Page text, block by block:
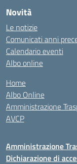
Novità
Le notizie
Comunicati anni
Calendario eventi
Albo online
Home
Albo Online
Amministrazione
AVCP
Amministrazione
Dichiarazione di